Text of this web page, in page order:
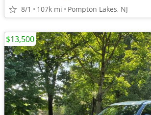
8/1 107k mi Pompton Lakes, NJ
$13,500